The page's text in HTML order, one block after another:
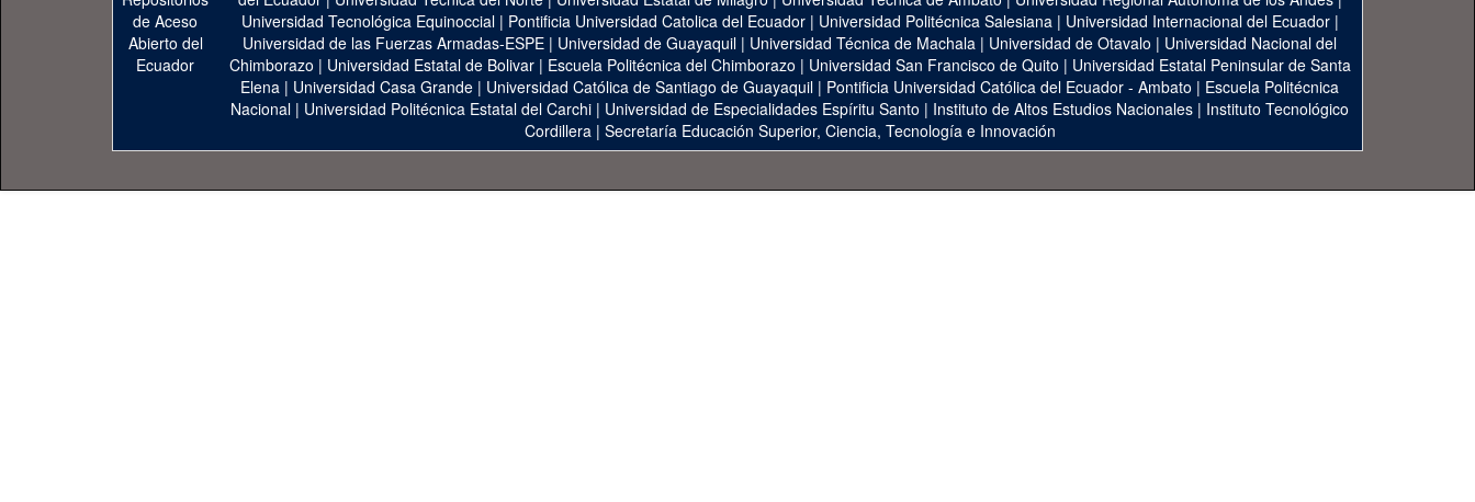
Universidad Tecnológica Equinoccial| Pontificia Universidad Catolica del Ecuador| Universidad Politécnica Salesiana| Universidad Internacional del Ecuador|
Universidad de las Fuerzas Armadas-ESPE | Universidad de Guayaquil | Universidad Técnica de Machala | Universidad de Otavalo | Universidad Nacional del
Chimborazo | Universidad Estatal de Bolivar| Escuela Politécnica del Chimborazo | Universidad San Francisco de Quito | Universidad Estatal Peninsular de Santa
Elena | Universidad Casa Grande | Universidad Católica de Santiago de Guayaquil | Pontificia Universidad Católica del Ecuador - Ambato | Escuela Politécnica
Nacional | Universidad Politécnica Estatal del Carchi | Universidad de Especialidades Espíritu Santo | Instituto de Altos Estudios Nacionales | Instituto Tecnológico
Cordillera| Secretaría Educación Superior, Ciencia, Tecnología e Innovación